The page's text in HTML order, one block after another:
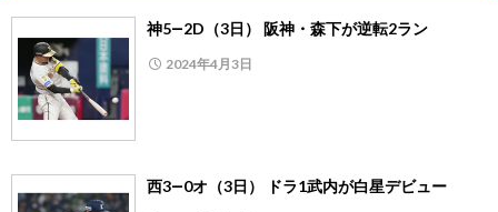
神5―2D（3日） 阪神・森下が逆転2ラン
2024年4月3日
西3―0オ（3日） ドラ1武内が白星デビュー